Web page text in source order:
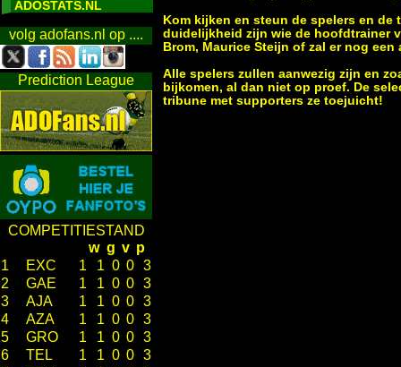
ADOSTATS.NL
volg adofans.nl op ....
Prediction League
COMPETITIESTAND
w g v p
1
EXC 1 1 0 0 3
2
GAE 1 1 0 0 3
3
AJA 1 1 0 0 3
4
AZA 1 1 0 0 3
5
GRO 1 1 0 0 3
6
TEL 1 1 0 0 3
Kom kijken en steun de spelers en
duidelijkheid zijn wie de hoofdtrainer
Brom, Maurice Steijn of zal er nog
Alle spelers zullen aanwezig zijn en
bijkomen, al dan niet op proef. De
tribune met supporters ze toejuicht!